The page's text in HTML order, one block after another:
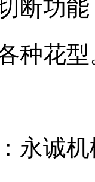
断功
种花
：永诚